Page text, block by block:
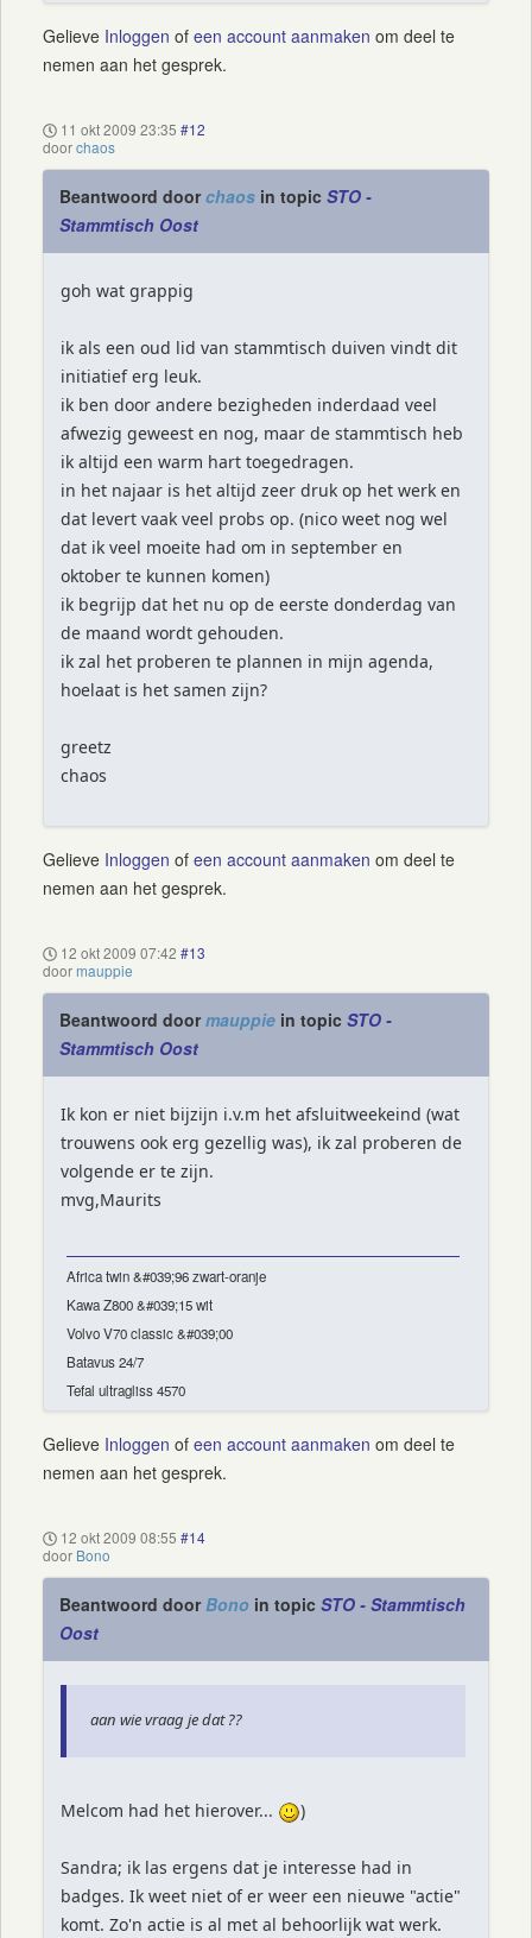
Gelieve Inloggen of een account aanmaken om deel te
nemen aan het gesprek.
11 okt 2009 23:35 #12
doorchaos
Beantwoord doorchaos in topic STO -
Stammtisch Oost
goh wat grappig
ik als een oud lid van stammtisch duiven vindt dit
initiatief erg leuk.
ik ben door andere bezigheden inderdaad veel
afwezig geweest en nog, maar de stammtisch heb
ik altijd een warm hart toegedragen.
in het najaar is het altijd zeer druk op het werk en
dat levert vaak veel probs op. (nico weet nog wel
dat ik veel moeite had om in september en
oktober te kunnen komen)
ik begrijp dat het nu op de eerste donderdag van
de maand wordt gehouden.
ik zal het proberen te plannen in mijn agenda,
hoelaat is het samen zijn?
greetz
chaos
Gelieve Inloggen of een account aanmaken om deel te
nemen aan het gesprek.
12 okt 2009 07:42 #13
doormauppie
Beantwoord doormauppie in topic STO -
Stammtisch Oost
Ik kon er niet bijzijn i.v.m het afsluitweekeind (wat
trouwens ook erg gezellig was), ik zal proberen de
volgende er te zijn.
mvg,Maurits
Africa twin &#039;96 zwart-oranje
Kawa Z800 &#039;15 wit
Volvo V70 classic &#039;00
Batavus 24/7
Tefal ultragliss 4570
Gelieve Inloggen of een account aanmaken om deel te
nemen aan het gesprek.
12 okt 2009 08:55 #14
door Bono
Beantwoord doorBono in topic STO - Stammtisch
Oost
aan wie vraag je dat ??
Melcom had het hierover... )
Sandra; ik las ergens dat je interesse had in
badges. Ik weet niet of er weer een nieuwe "actie"
komt. Zo'n actie is al met al behoorlijk wat werk.